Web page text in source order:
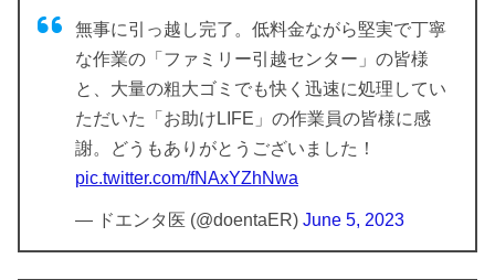
無事に引っ越し完了。低料金ながら堅実で丁寧
な作業の「ファミリー引越センター」の皆様
と、大量の粗大ゴミでも快く迅速に処理してい
ただいた「お助けLIFE」の作業員の皆様に感
謝。どうもありがとうございました！
pic.twitter.com/fNAxYZhNwa
— ドエンタ医 (@doentaER) June 5, 2023